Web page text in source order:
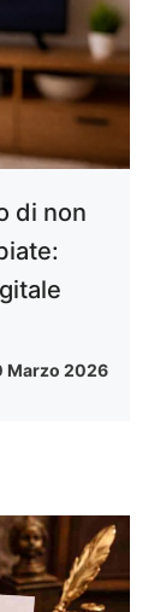
di non
Marzo 2026